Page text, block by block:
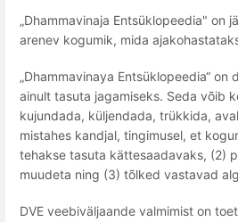
„Dhammavinaja Entsüklopeedia" on
arenev kogumik, mida
„Dhammavinaya Entsüklopeedia“ on
ainult tasuta jagamiseks. Seda võib
kujundada, küljendada, trükkida,
mistahes kandjal, tingimusel, et
tehakse tasuta kättesaadavaks, (2)
muudeta ning (3) tõlked vastavad
DVE veebiväljaande valmimist on